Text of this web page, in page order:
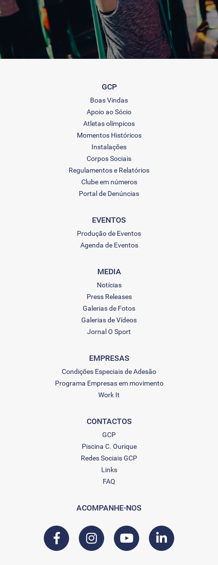
GCP
Boas Vindas
Apoio ao Sócio
Atletas olímpicos
Momentos Históricos
Instalações
Corpos Sociais
Regulamentos e Relatórios
Clube em números
Portal de Denúncias
EVENTOS
Produção de Eventos
Agenda de Eventos
MEDIA
Notícias
Press Releases
Galerias de Fotos
Galerias de Vídeos
Jornal O Sport
EMPRESAS
Condições Especiais de Adesão
Programa Empresas em movimento
Work It
CONTACTOS
GCP
Piscina C. Ourique
Redes Sociais GCP
Links
FAQ
ACOMPANHE-NOS